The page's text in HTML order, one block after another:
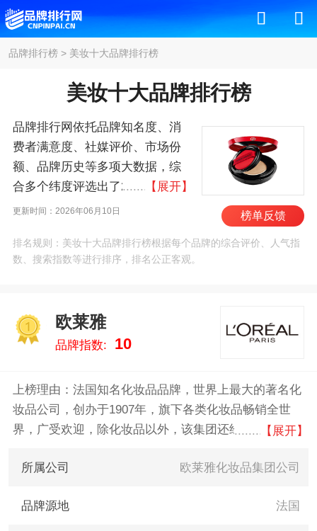
品牌排行榜> 美妆十大品牌排行榜
美妆十大品牌排行榜
品牌排行网依托品牌知名度、消
费者满意度、社媒评价、市场份
额、品牌历史等多项大数据，综
合多个纬度评选出了2026年美妆
十大品牌排行榜，其中前十名
爱茉莉、香奈儿/Chanel、高
丝/Kose、露华浓/Revlon、雅诗兰
于用最真实的数据告诉您美妆什
么牌子好，供您参考。
【展开】
更新时间：2026年06月10日 榜单反馈
排名规则：美妆十大品牌排行榜根据每个品牌的综合评价、人气指
数、搜索指数等进行排序，排名公正客观。
1
欧莱雅
品牌指数: 10
上榜理由：法国知名化妆品品牌，世界上最大的著名化
妆品公司，创办于1907年，旗下各类化妆品畅销全世
界，广受欢迎，除化妆品以外，该集团还经营高档的消
【展开】
所属公司 欧莱雅化妆品集团公司
品牌源地 法国